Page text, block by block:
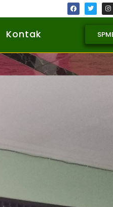
Kontak